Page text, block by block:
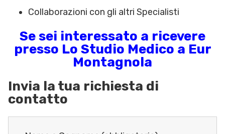
Collaborazioni con gli altri Specialisti
Se sei interessato a ricevere
presso Lo Studio Medico a Eur
Montagnola
Invia la tua richiesta di
contatto